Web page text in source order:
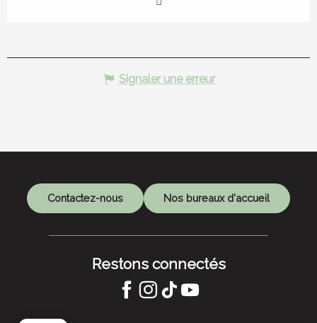
Signaler une erreur
Contactez-nous Nos bureaux d'accueil
Restons connectés